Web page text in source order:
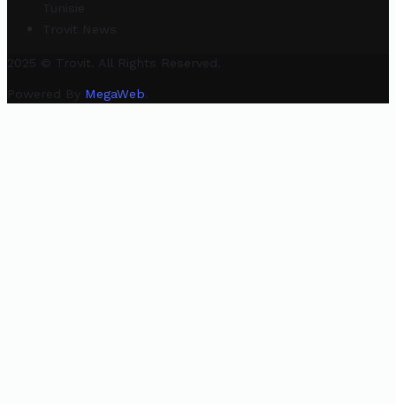
Tunisie
Trovit News
2025 © Trovit. All Rights Reserved.
Powered By MegaWeb